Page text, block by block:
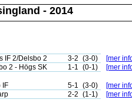
- 2014
IF 2/Delsbo 2 3-2 (3-0)
[mer
2 - Högs SK 1-1 (0-1) [mer
IF 5-1 (3-0)
[mer
2-2 (1-1) [mer